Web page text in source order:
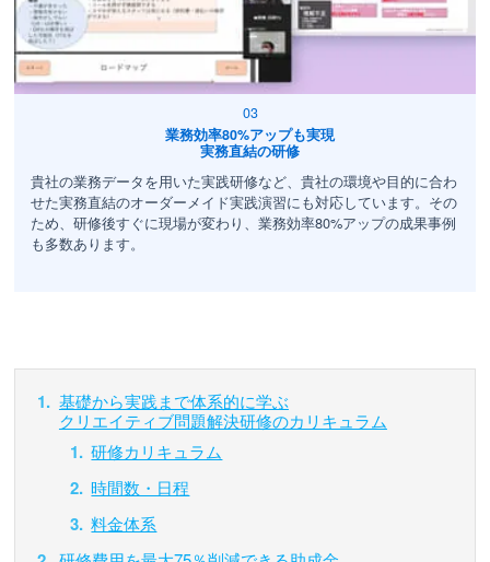
業務効率80%アップも実現
実務直結の研修
貴社の業務データを用いた実践研修など、貴社の環境や目的に合わ
せた実務直結のオーダーメイド実践演習にも対応しています。その
ため、研修後すぐに現場が変わり、業務効率80%アップの成果事例
も多数あります。
基礎から実践まで体系的に学ぶ
クリエイティブ問題解決研修のカリキュラム
研修カリキュラム
時間数・日程
料金体系